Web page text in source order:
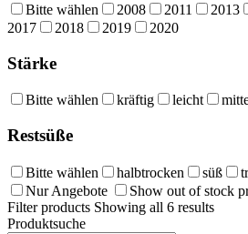
Bitte wählen 2008 2011 2013
2017
2018 2019 2020
Stärke
Bitte wählen kräftig leicht
Restsüße
Bitte wählen halbtrocken süß
Nur Angebote
Show out of stock
Filter products Showing all 6 results
Produktsuche